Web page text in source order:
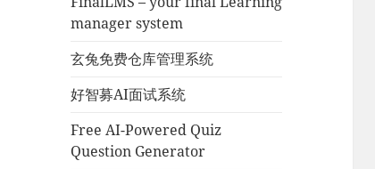
manager system
玄兔免费仓库管理系统
好智募AI面试系统
Free AI-Powered Quiz
Question Generator